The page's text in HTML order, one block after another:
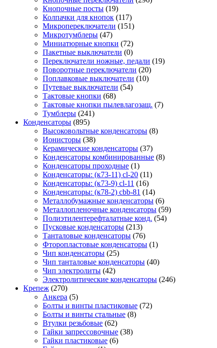
Кнопочные посты (19)
Колпачки для кнопок (117)
Микропереключатели (151)
Микротумблеры (47)
Миниатюрные кнопки (72)
Пакетные выключатели (0)
Переключатели ножные, педали (19)
Поворотные переключатели (20)
Поплавковые выключатели (10)
Путевые выключатели (54)
Тактовые кнопки (68)
Тактовые кнопки пылевлагозащ. (7)
Тумблеры (241)
Конденсаторы (895)
Высоковольтные конденсаторы (8)
Ионисторы (38)
Керамические конденсаторы (37)
Конденсаторы комбинированные (8)
Конденсаторы проходные (1)
Конденсаторы: (к73-11) cl-20 (11)
Конденсаторы: (к73-9) cl-11 (16)
Конденсаторы: (к78-2) cbb-81 (14)
Металлобумажные конденсаторы (6)
Металлопленочные конденсаторы (59)
Полиэтилентерефталатные конд. (54)
Пусковые конденсаторы (213)
Танталовые конденсаторы (76)
Фторопластовые конденсаторы (1)
Чип конденсаторы (25)
Чип танталовые конденсаторы (40)
Чип электролиты (42)
Электролитические конденсаторы (246)
Крепеж (270)
Анкера (5)
Болты и винты пластиковые (72)
Болты и винты стальные (8)
Втулки резьбовые (62)
Гайки запрессовочные (38)
Гайки пластиковые (6)